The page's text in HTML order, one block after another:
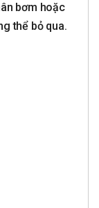
bơm hoặc
thể bỏ qua.